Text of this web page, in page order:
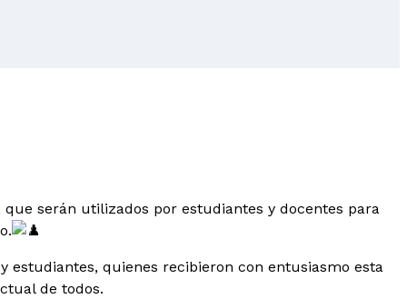
serán utilizados por estudiantes y docentes para
estudiantes, quienes recibieron con entusiasmo esta
de todos.